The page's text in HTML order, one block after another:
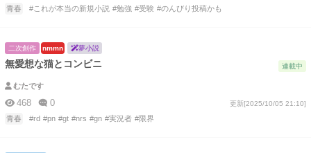
青春 #これが本当の新規小説 #勉強 #受験 #のんびり投稿かも
二次創作 nmmn 夢小説
無愛想な猫とコンビニ 連載中
むたです
468 0 更新[2025/10/05 21:10]
青春 #rd #pn #gt #nrs #gn #実況者 #限界